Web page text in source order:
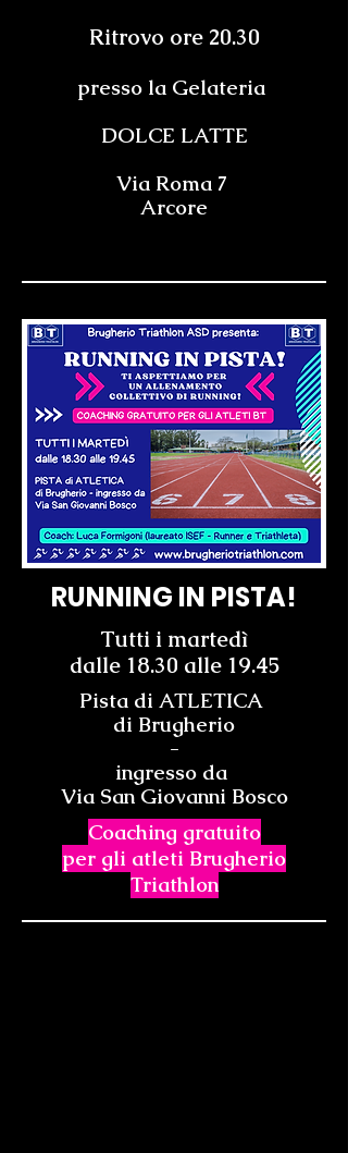
Ritrovo ore 20.30
presso la Gelateria
DOLCE LATTE
Via Roma 7
Arcore
RUNNING IN PISTA!
Tutti i martedì
dalle 18.30 alle 19.45
Pista di ATLETICA
di Brugherio
-
ingresso da
Via San Giovanni Bosco
Coaching gratuito
per gli atleti Brugherio
Triathlon